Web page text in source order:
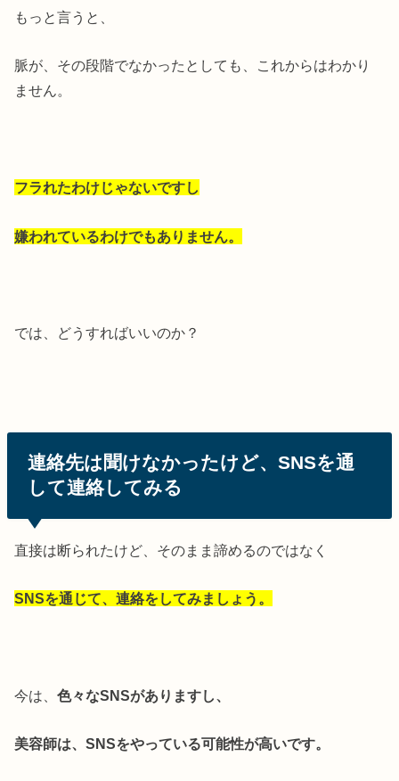
もっと言うと、
脈が、その段階でなかったとしても、これからはわかり
ません。
フラれたわけじゃないですし
嫌われているわけでもありません。
では、どうすればいいのか？
連絡先は聞けなかったけど、SNSを通
して連絡してみる
直接は断られたけど、そのまま諦めるのではなく
SNSを通じて、連絡をしてみましょう。
今は、色々なSNSがありますし、
美容師は、SNSをやっている可能性が高いです。